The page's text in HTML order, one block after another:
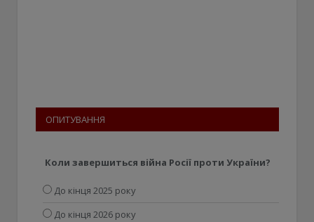
ОПИТУВАННЯ
Коли завершиться війна Росії проти України?
До кінця 2025 року
До кінця 2026 року